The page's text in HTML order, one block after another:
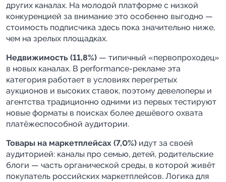
других каналах. На молодой платформе с низкой
конкуренцией за внимание это особенно выгодно —
стоимость подписчика здесь пока значительно ниже,
чем на зрелых площадках.
Недвижимость (11,8%) — типичный «первопроходец»
в новых каналах. В performance-рекламе эта
категория работает в условиях перегретых
аукционов и высоких ставок, поэтому девелоперы и
агентства традиционно одними из первых тестируют
новые форматы в поисках более дешёвого охвата
платёжеспособной аудитории.
Товары на маркетплейсах (7,0%) идут за своей
аудиторией: каналы про семью, детей, родительские
блоги — часть органической среды, в которой живёт
покупатель российских маркетплейсов. Логика для